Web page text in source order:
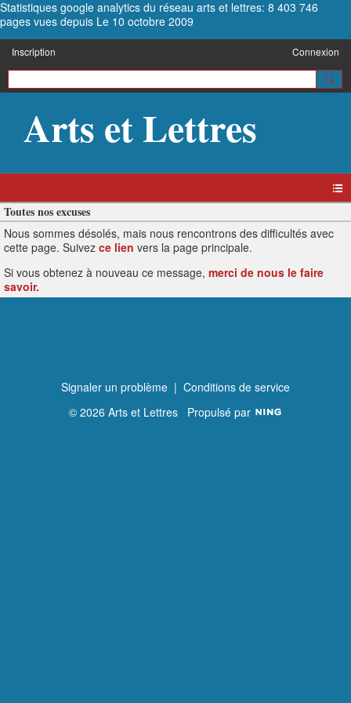
Statistiques google analytics du réseau arts et lettres: 8 403 746
pages vues depuis Le 10 octobre 2009
Inscription Connexion
Arts et Lettres
Toutes nos excuses
Nous sommes désolés, mais nous rencontrons des difficultés avec
cette page. Suivez ce lien vers la page principale.
Si vous obtenez à nouveau ce message, merci de nous le faire
savoir.
Signaler un problème | Conditions de service
© 2026 Arts et Lettres Propulsé par